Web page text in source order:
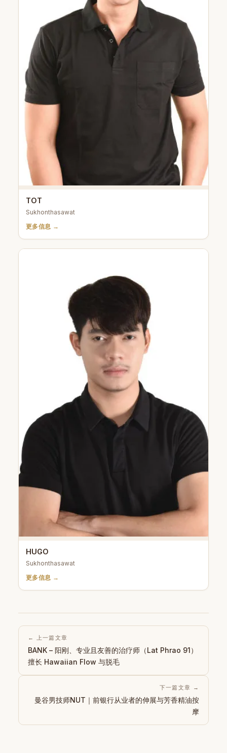
TOT
Sukhonthasawat
更多信息 →
HUGO
Sukhonthasawat
更多信息 →
← 上一篇文章
BANK – 阳刚、专业且友善的治疗师（Lat Phrao 91）
擅长 Hawaiian Flow 与脱毛
下一篇文章 →
曼谷男技师NUT｜前银行从业者的伸展与芳香精油按
摩